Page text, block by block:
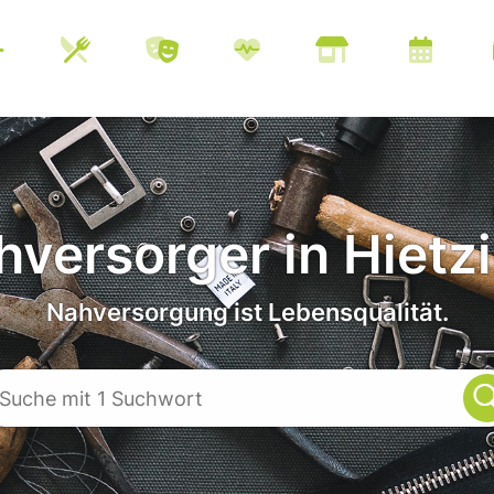
in
Nahversorgung ist Lebensqualität.